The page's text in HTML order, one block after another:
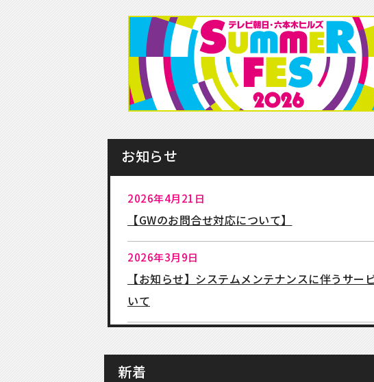
お知らせ
2026年4月21日
【GWのお問合せ対応について】
2026年3月9日
【お知らせ】システムメンテナンスに伴うサー
いて
【年末年始のお問合せ対応につきまして】
新着